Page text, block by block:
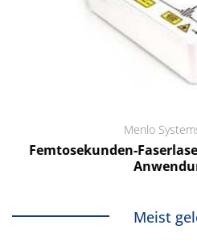
Menlo
Femtosekunden-
Meist